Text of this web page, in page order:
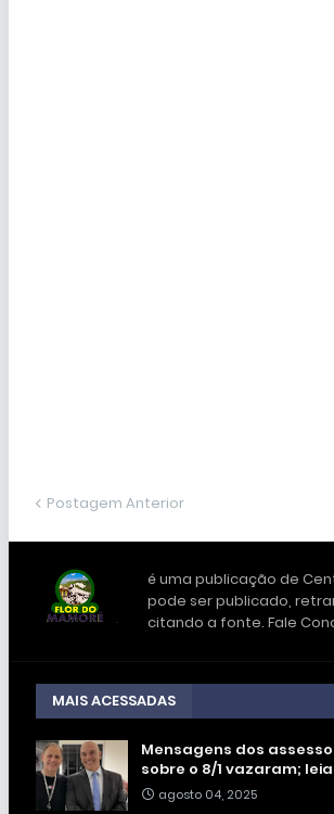
Postagem Anterior
é uma publicação de
pode ser publicado,
citando a fonte. Fale
MAIS ACESSADAS
Mensagens dos
sobre o 8/1 vazaram; leia
agosto 04, 2025